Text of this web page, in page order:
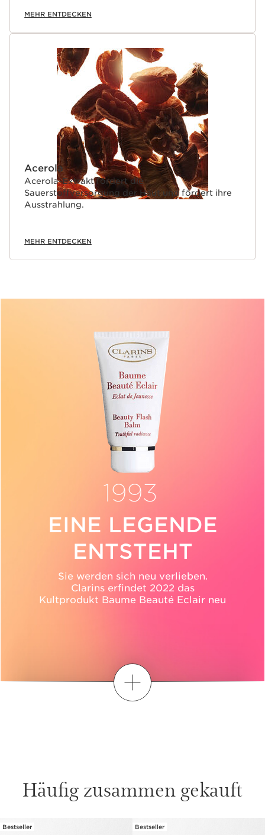
MEHR ENTDECKEN
Acerola
Acerola-Extrakt fördert die
Sauerstoffversorgung der Haut und fördert ihre
Ausstrahlung.
MEHR ENTDECKEN
1995
EINE LEGENDE
ENTSTEHT
Sie werden sich neu verlieben.
Clarins erfindet 2022 das
Kultprodukt Baume Beauté Eclair neu
MEHR ANZEIGEN
Häufig zusammen gekauft
Bestseller Bestseller